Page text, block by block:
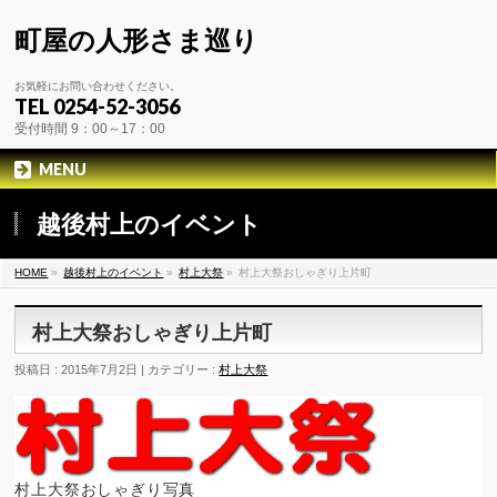
町屋の人形さま巡り
お気軽にお問い合わせください。
TEL 0254-52-3056
受付時間 9：00～17：00
MENU
越後村上のイベント
HOME » 越後村上のイベント » 村上大祭 » 村上大祭おしゃぎり上片町
村上大祭おしゃぎり上片町
投稿日 : 2015年7月2日 | カテゴリー :村上大祭
村上大祭おしゃぎり写真